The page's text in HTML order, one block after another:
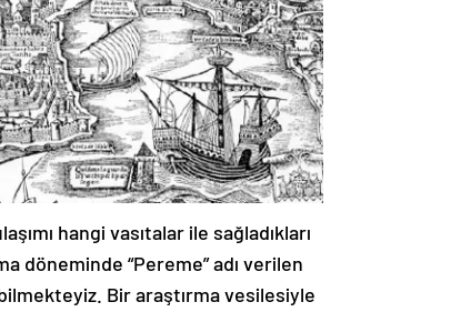
hangi vasıtalar ile sağladıkları
döneminde “Pereme” adı verilen
bilmekteyiz. Bir araştırma vesilesiyle